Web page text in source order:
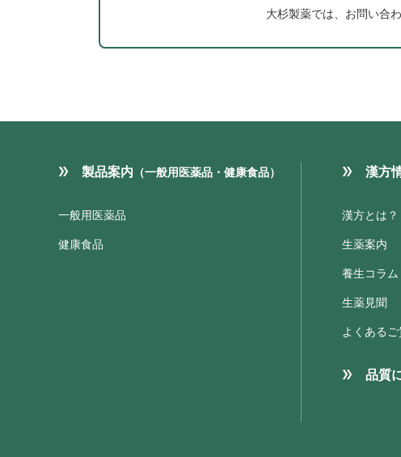
大杉製薬では、お問い合
製品案内 （一般用医薬品・健康食品）
一般用医薬品
健康食品
漢方
漢方とは？
生薬案内
養生コラム
生薬見聞
よくあるご
品質